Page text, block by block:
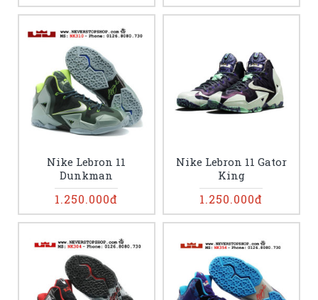
Nike Lebron 11
Dunkman
1.250.000đ
Nike Lebron 11 Gator
King
1.250.000đ